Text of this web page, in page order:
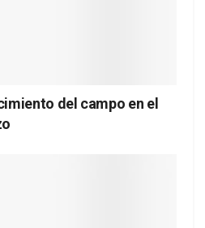
del campo en el